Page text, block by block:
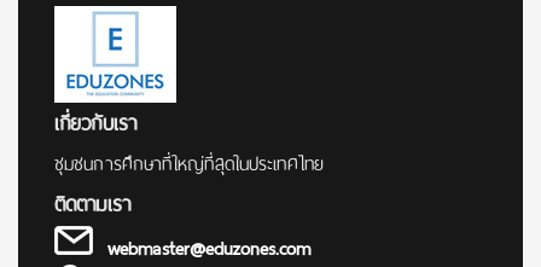
เกี่ยวกับเรา
ชุมชนการศึกษาที่ใหญ่ที่สุดในประเทศไทย
ติดตามเรา
webmaster@eduzones.com